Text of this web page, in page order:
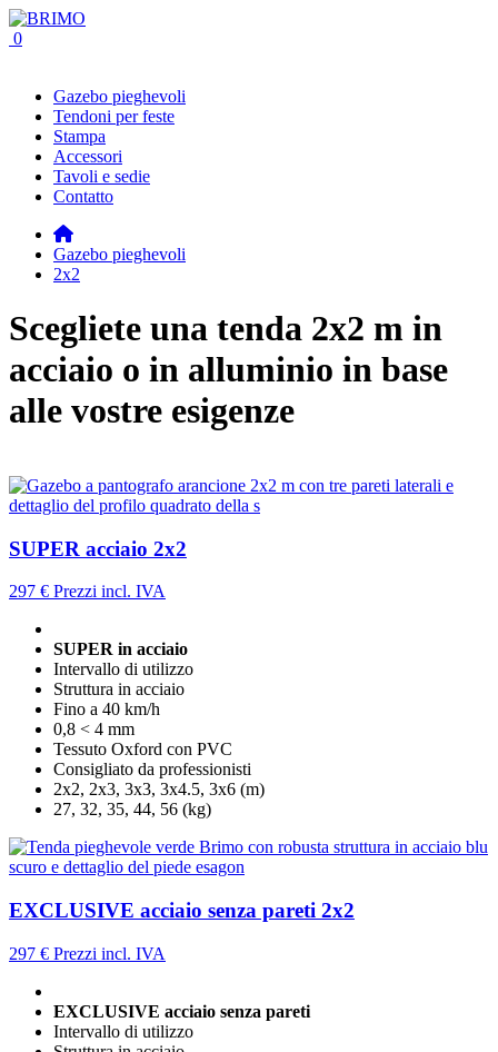
0
Gazebo pieghevoli
Tendoni per feste
Stampa
Accessori
Tavoli e sedie
Contatto
Gazebo pieghevoli
2x2
Scegliete una tenda 2x2 m in
acciaio o in alluminio in base
alle vostre esigenze
SUPER acciaio 2x2
297 € Prezzi incl. IVA
SUPER in acciaio
Intervallo di utilizzo
Struttura in acciaio
Fino a 40 km/h
0,8 < 4 mm
Tessuto Oxford con PVC
Consigliato da professionisti
2x2, 2x3, 3x3, 3x4.5, 3x6 (m)
27, 32, 35, 44, 56 (kg)
EXCLUSIVE acciaio senza pareti 2x2
297 € Prezzi incl. IVA
EXCLUSIVE acciaio senza pareti
Intervallo di utilizzo